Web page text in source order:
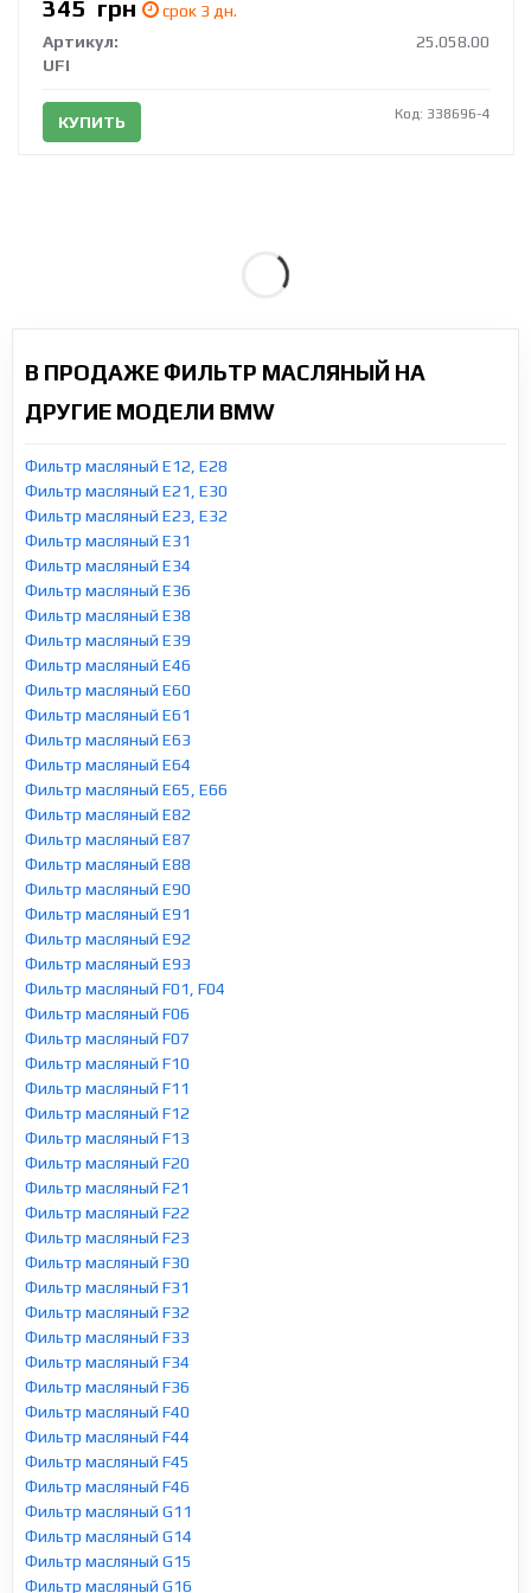
345 грн
срок 3 дн.
Артикул:
25.058.00
UFI
КУПИТЬ Код: 338696-4
В ПРОДАЖЕ ФИЛЬТР МАСЛЯНЫЙ НА
ДРУГИЕ МОДЕЛИ BMW
Фильтр масляный E12, E28
Фильтр масляный E21, E30
Фильтр масляный E23, E32
Фильтр масляный E31
Фильтр масляный E34
Фильтр масляный E36
Фильтр масляный E38
Фильтр масляный E39
Фильтр масляный E46
Фильтр масляный E60
Фильтр масляный E61
Фильтр масляный E63
Фильтр масляный E64
Фильтр масляный E65, E66
Фильтр масляный E82
Фильтр масляный E87
Фильтр масляный E88
Фильтр масляный E90
Фильтр масляный E91
Фильтр масляный E92
Фильтр масляный E93
Фильтр масляный F01, F04
Фильтр масляный F06
Фильтр масляный F07
Фильтр масляный F10
Фильтр масляный F11
Фильтр масляный F12
Фильтр масляный F13
Фильтр масляный F20
Фильтр масляный F21
Фильтр масляный F22
Фильтр масляный F23
Фильтр масляный F30
Фильтр масляный F31
Фильтр масляный F32
Фильтр масляный F33
Фильтр масляный F34
Фильтр масляный F36
Фильтр масляный F40
Фильтр масляный F44
Фильтр масляный F45
Фильтр масляный F46
Фильтр масляный G11
Фильтр масляный G14
Фильтр масляный G15
Фильтр масляный G16